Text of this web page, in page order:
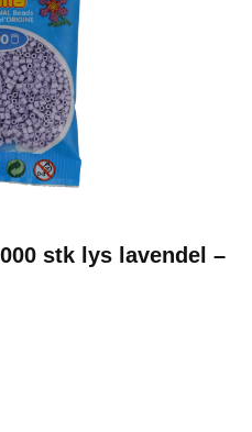
stk lys lavendel –